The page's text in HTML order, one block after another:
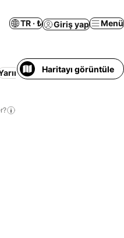
TR · ₺ Giriş yap Menü
pansiyon Kablosuz
Haritayı görüntüle